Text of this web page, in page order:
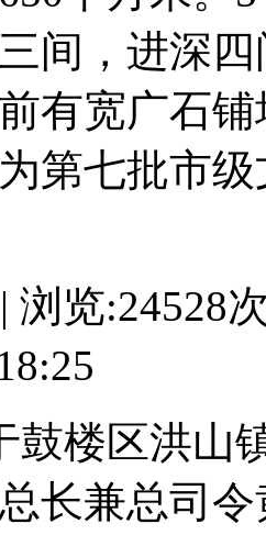
间，进深
有宽广石
第七批市
浏览:24528
鼓楼区洪山
长兼总司